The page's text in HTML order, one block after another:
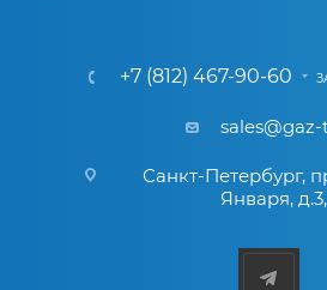
+7 (812) 467-90-60
Санкт-Петербург,
Января, д.3,